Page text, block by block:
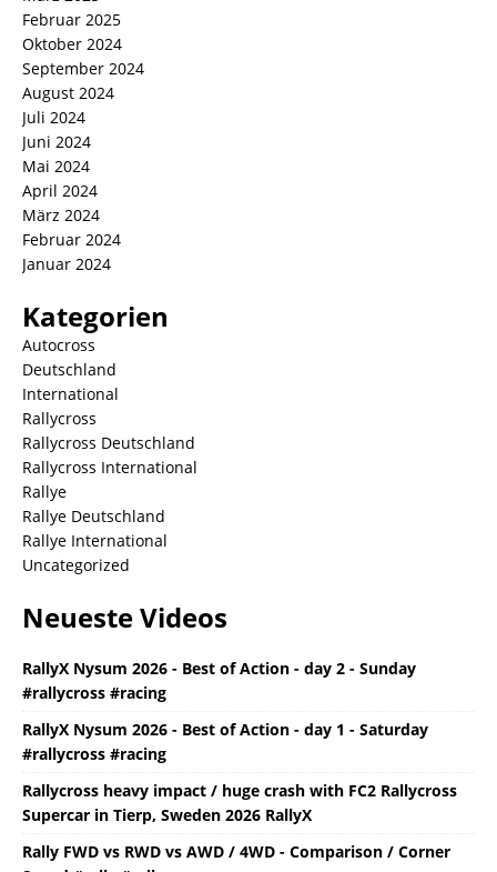
Februar 2025
Oktober 2024
September 2024
August 2024
Juli 2024
Juni 2024
Mai 2024
April 2024
März 2024
Februar 2024
Januar 2024
Kategorien
Autocross
Deutschland
International
Rallycross
Rallycross Deutschland
Rallycross International
Rallye
Rallye Deutschland
Rallye International
Uncategorized
Neueste Videos
RallyX Nysum 2026 - Best of Action - day 2 - Sunday
#rallycross #racing
RallyX Nysum 2026 - Best of Action - day 1 - Saturday
#rallycross #racing
Rallycross heavy impact / huge crash with FC2 Rallycross
Supercar in Tierp, Sweden 2026 RallyX
Rally FWD vs RWD vs AWD / 4WD - Comparison / Corner